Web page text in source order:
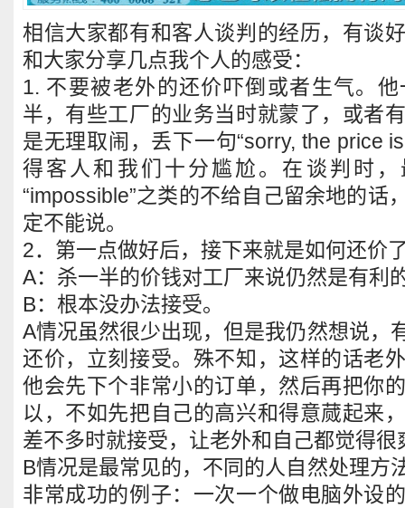
相信大家都有和客人谈判的经历，有谈
和大家分享几点我个人的感受：
1. 不要被老外的还价吓倒或者生气。
半，有些工厂的业务当时就蒙了，或者
是无理取闹，丢下一句“sorry, the price
得客人和我们十分尴尬。在谈判时，
“impossible”之类的不给自己留余地的话
定不能说。
2．第一点做好后，接下来就是如何还价
A：杀一半的价钱对工厂来说仍然是有利
B：根本没办法接受。
A情况虽然很少出现，但是我仍然想说，
还价，立刻接受。殊不知，这样的话老
他会先下个非常小的订单，然后再把你
以，不如先把自己的高兴和得意蒇起来
差不多时就接受，让老外和自己都觉得很
B情况是最常见的，不同的人自然处理方
非常成功的例子：一次一个做电脑外设